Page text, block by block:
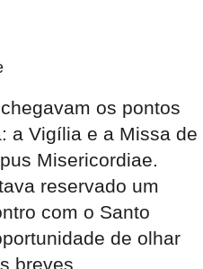
os pontos
a Vigília e a Missa de
Misericordiae.
reservado um
com o Santo
de olhar
breves,